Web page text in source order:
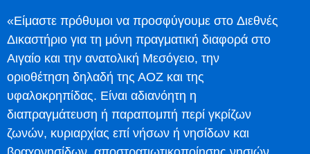
«Είμαστε πρόθυμοι να προσφύγουμε στο Διεθνές
Δικαστήριο για τη μόνη πραγματική διαφορά στο
Αιγαίο και την ανατολική Μεσόγειο, την
οριοθέτηση δηλαδή της ΑΟΖ και της
υφαλοκρηπίδας. Είναι αδιανόητη η
διαπραγμάτευση ή παραπομπή περί γκρίζων
ζωνών, κυριαρχίας επί νήσων ή νησίδων και